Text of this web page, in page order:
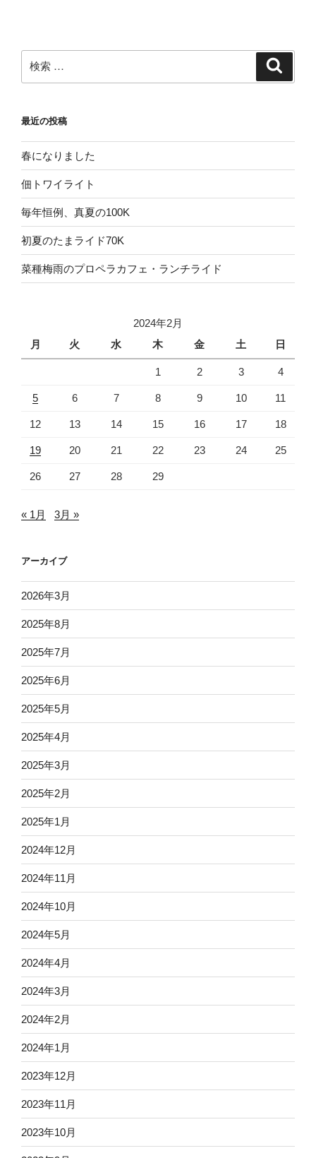
索:
最近の投稿
春になりました
佃トワイライト
毎年恒例、真夏の100K
初夏のたまライド70K
菜種梅雨のプロペラカフェ・ランチライド
2024年2月
月
火 水 木 金 土 日
1 2 3 4
5 6 7 8 9 10 11
12 13 14 15 16 17 18
19 20 21 22 23 24 25
26 27 28 29
« 1月 3月 »
アーカイブ
2026年3月
2025年8月
2025年7月
2025年6月
2025年5月
2025年4月
2025年3月
2025年2月
2025年1月
2024年12月
2024年11月
2024年10月
2024年5月
2024年4月
2024年3月
2024年2月
2024年1月
2023年12月
2023年11月
2023年10月